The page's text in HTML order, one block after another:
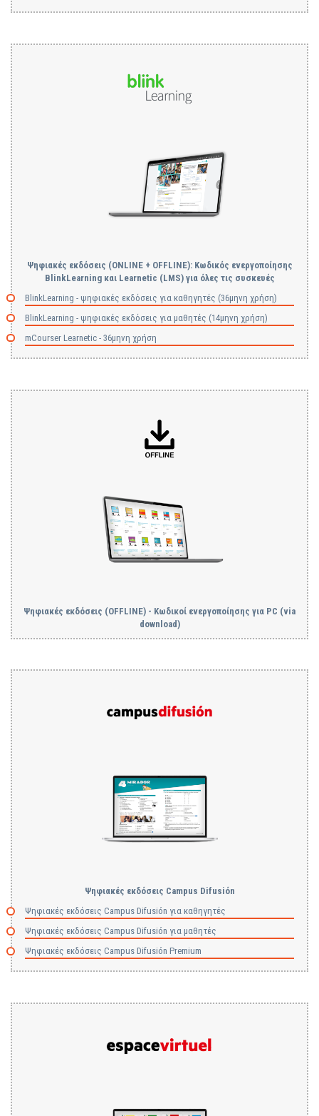
Ψηφιακές εκδόσεις (ONLINE + OFFLINE): Κωδικός ενεργοποίησης
BlinkLearning και Learnetic (LMS) για όλες τις συσκευές
BlinkLearning - ψηφιακές εκδόσεις για καθηγητές (36μηνη χρήση)
BlinkLearning - ψηφιακές εκδόσεις για μαθητές (14μηνη χρήση)
mCourser Learnetic - 36μηνη χρήση
Ψηφιακές εκδόσεις (OFFLINE) - Κωδικοί ενεργοποίησης για PC (via
download)
Ψηφιακές εκδόσεις Campus Difusiόn
Ψηφιακές εκδόσεις Campus Difusión για καθηγητές
Ψηφιακές εκδόσεις Campus Difusión για μαθητές
Ψηφιακές εκδόσεις Campus Difusión Premium